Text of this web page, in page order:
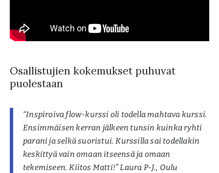
Osallistujien kokemukset puhuvat
puolestaan
“Inspiroiva flow-kurssi oli todella mahtava kurssi.
Ensimmäisen kerran jälkeen tunsin kuinka ryhti
parani ja selkä suoristui. Kurssilla sai todellakin
keskittyä vain omaan itseensä ja omaan
tekemiseen. Kiitos Matti!” Laura P-J., Oulu